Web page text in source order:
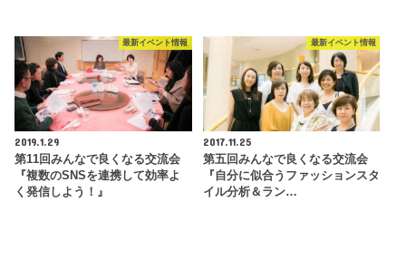
最新イベント情報
2019.1.29
第11回みんなで良くなる交流会
『複数のSNSを連携して効率よ
く発信しよう！』
最新イベント情報
2017.11.25
第五回みんなで良くなる交流会
『自分に似合うファッションスタ
イル分析＆ラン…